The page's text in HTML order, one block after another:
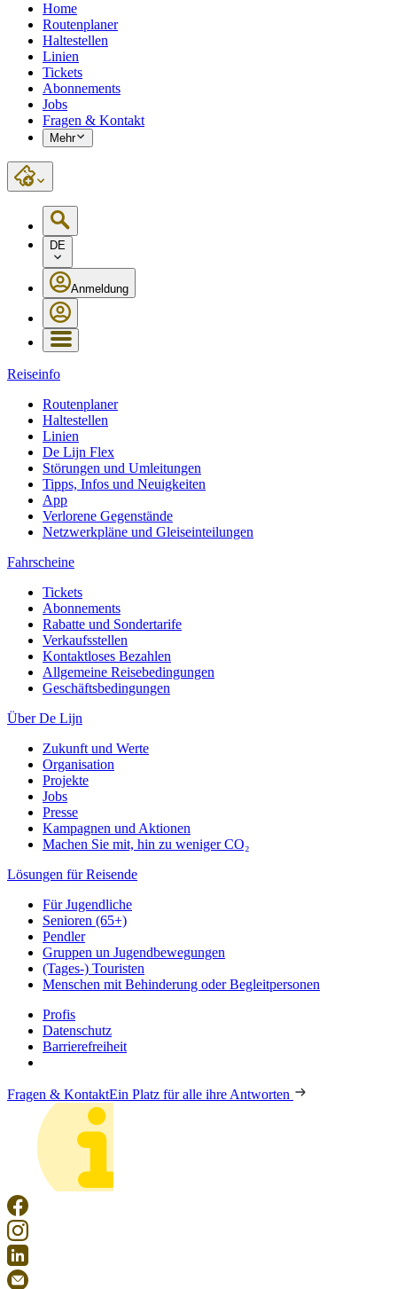
Home
Routenplaner
Haltestellen
Linien
Tickets
Abonnements
Jobs
Fragen & Kontakt
Mehr
DE
Anmeldung
Reiseinfo
Routenplaner
Haltestellen
Linien
De Lijn Flex
Störungen und Umleitungen
Tipps, Infos und Neuigkeiten
App
Verlorene Gegenstände
Netzwerkpläne und Gleiseinteilungen
Fahrscheine
Tickets
Abonnements
Rabatte und Sondertarife
Verkaufsstellen
Kontaktloses Bezahlen
Allgemeine Reisebedingungen
Geschäftsbedingungen
Über De Lijn
Zukunft und Werte
Organisation
Projekte
Jobs
Presse
Kampagnen und Aktionen
Machen Sie mit, hin zu weniger CO₂
Lösungen für Reisende
Für Jugendliche
Senioren (65+)
Pendler
Gruppen un Jugendbewegungen
(Tages-) Touristen
Menschen mit Behinderung oder Begleitpersonen
Profis
Datenschutz
Barrierefreiheit
Fragen & KontaktEin Platz für alle ihre Antworten